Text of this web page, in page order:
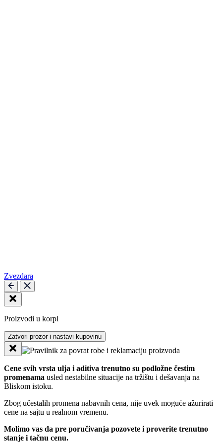
Zvezdara
Proizvodi u korpi
Zatvori prozor i nastavi kupovinu
Cene svih vrsta ulja i aditiva trenutno su podložne čestim
promenama usled nestabilne situacije na tržištu i dešavanja na
Bliskom istoku.
Zbog učestalih promena nabavnih cena, nije uvek moguće ažurirati
cene na sajtu u realnom vremenu.
Molimo vas da pre poručivanja pozovete i proverite trenutno
stanje i tačnu cenu.